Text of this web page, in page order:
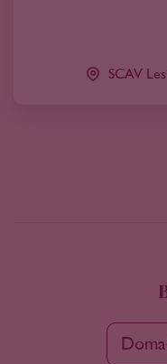
SCAV